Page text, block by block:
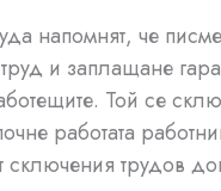
напомнят, че
и заплащане
Той се
работата
сключения трудов